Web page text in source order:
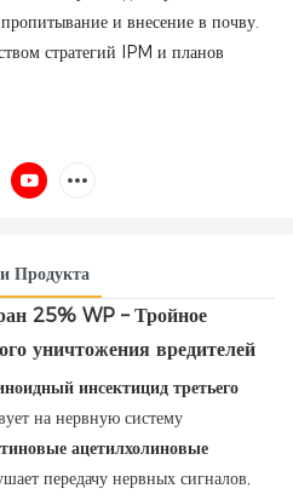
и внесение в почву.
стратегий IPM и планов
Продукта
25% WP – Тройное
уничтожения вредителей
инсектицид третьего
на нервную систему
ацетилхолиновые
передачу нервных сигналов,